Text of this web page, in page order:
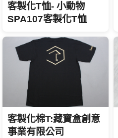
客製化T恤- 小動物
SPA107客製化T恤
客製化棉T:藏寶盒創意
事業有限公司